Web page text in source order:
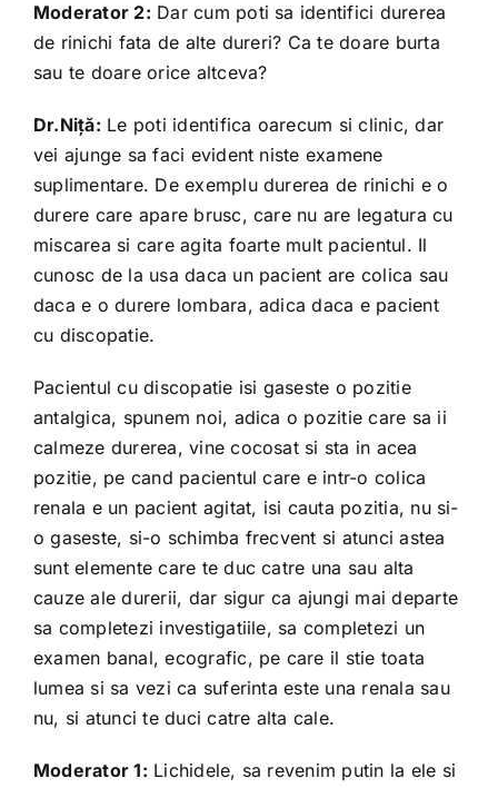
Moderator 2: Dar cum poti sa identifici durerea
de rinichi fata de alte dureri? Ca te doare burta
sau te doare orice altceva?
Dr.Niță: Le poti identifica oarecum si clinic, dar
vei ajunge sa faci evident niste examene
suplimentare. De exemplu durerea de rinichi e o
durere care apare brusc, care nu are legatura cu
miscarea si care agita foarte mult pacientul. Il
cunosc de la usa daca un pacient are colica sau
daca e o durere lombara, adica daca e pacient
cu discopatie.
Pacientul cu discopatie isi gaseste o pozitie
antalgica, spunem noi, adica o pozitie care sa ii
calmeze durerea, vine cocosat si sta in acea
pozitie, pe cand pacientul care e intr-o colica
renala e un pacient agitat, isi cauta pozitia, nu si-
o gaseste, si-o schimba frecvent si atunci astea
sunt elemente care te duc catre una sau alta
cauze ale durerii, dar sigur ca ajungi mai departe
sa completezi investigatiile, sa completezi un
examen banal, ecografic, pe care il stie toata
lumea si sa vezi ca suferinta este una renala sau
nu, si atunci te duci catre alta cale.
Moderator 1: Lichidele, sa revenim putin la ele si